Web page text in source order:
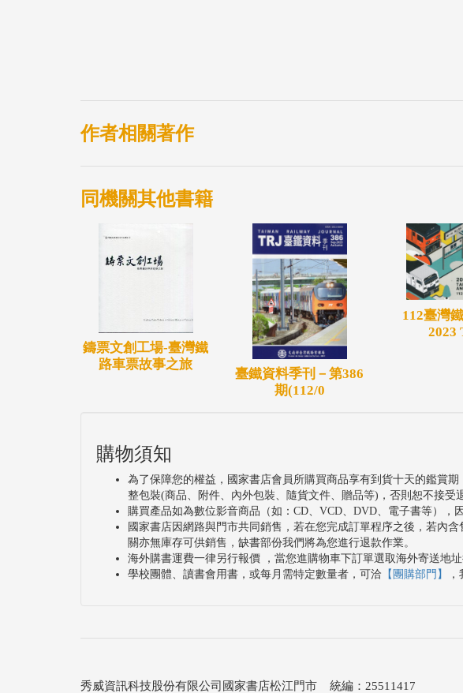
作者相關著作
同機關其他書籍
鑄票文創工場-臺灣鐵
路車票故事之旅
臺鐵資料季刊－第386
期(112/0
112臺灣
2023
購物須知
為了保障您的權益，國家書店會員所購買商品享有到貨十天的鑑賞
整包裝(商品、附件、內外包裝、隨貨文件、贈品等)，否則恕不接受
購買產品如為數位影音商品（如：CD、VCD、DVD、電子書等）
國家書店因網路與門市共同銷售，若在您完成訂單程序之後，若內
關亦無庫存可供銷售，缺書部份我們將為您進行退款作業。
海外購書運費一律另行報價 ，當您進購物車下訂單選取海外寄送地
學校團體、讀書會用書，或每月需特定數量者，可洽 【團購部門】
秀威資訊科技股份有限公司國家書店松江門市 統編：25511417